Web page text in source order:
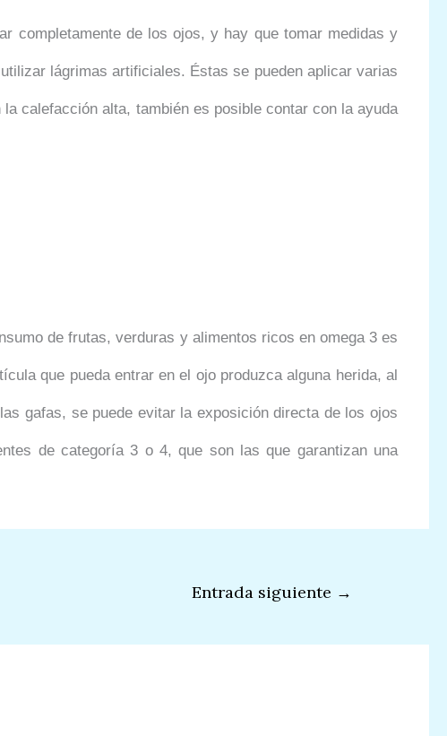
completamente de los ojos, y hay que tomar medidas y
lágrimas artificiales. Éstas se pueden aplicar varias
calefacción alta, también es posible contar con la ayuda
de frutas, verduras y alimentos ricos en omega 3 es
que pueda entrar en el ojo produzca alguna herida, al
gafas, se puede evitar la exposición directa de los ojos
de categoría 3 o 4, que son las que garantizan una
Entrada siguiente →